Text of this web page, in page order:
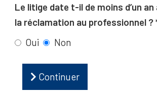
Le litige date t-il de moins d’un
la réclamation au professionnel ?
Oui
Non
Continuer